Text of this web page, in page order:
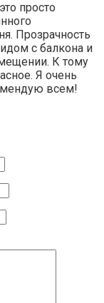
просто
Прозрачность
с балкона и
К тому
Я очень
всем!